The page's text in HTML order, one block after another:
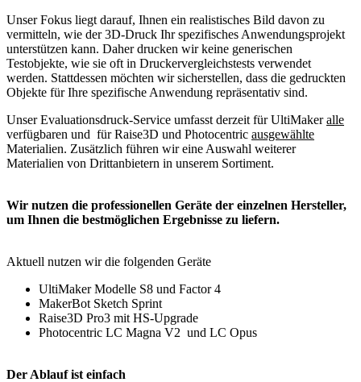
Unser Fokus liegt darauf, Ihnen ein realistisches Bild davon zu
vermitteln, wie der 3D-Druck Ihr spezifisches Anwendungsprojekt
unterstützen kann. Daher drucken wir keine generischen
Testobjekte, wie sie oft in Druckervergleichstests verwendet
werden. Stattdessen möchten wir sicherstellen, dass die gedruckten
Objekte für Ihre spezifische Anwendung repräsentativ sind.
Unser Evaluationsdruck-Service umfasst derzeit für UltiMakeralle
verfügbaren und für Raise3D und Photocentric ausgewählte
Materialien. Zusätzlich führen wir eine Auswahl weiterer
Materialien von Drittanbietern in unserem Sortiment.
Wir nutzen die professionellen Geräte der einzelnen Hersteller,
um Ihnen die bestmöglichen Ergebnisse zu liefern.
Aktuell nutzen wir die folgenden Geräte
UltiMaker Modelle S8 und Factor 4
MakerBot Sketch Sprint
Raise3D Pro3 mit HS-Upgrade
Photocentric LC Magna V2 und LC Opus
Der Ablauf ist einfach